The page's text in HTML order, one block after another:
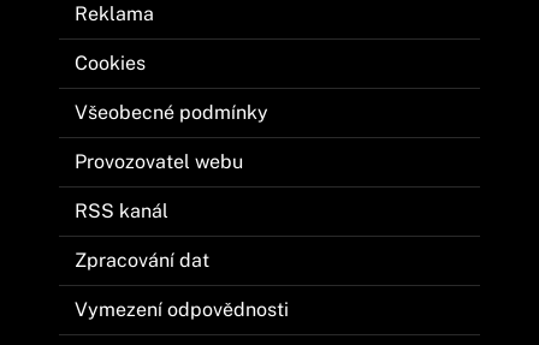
Reklama
Cookies
Všeobecné podmínky
Provozovatel webu
RSS kanál
Zpracování dat
Vymezení odpovědnosti